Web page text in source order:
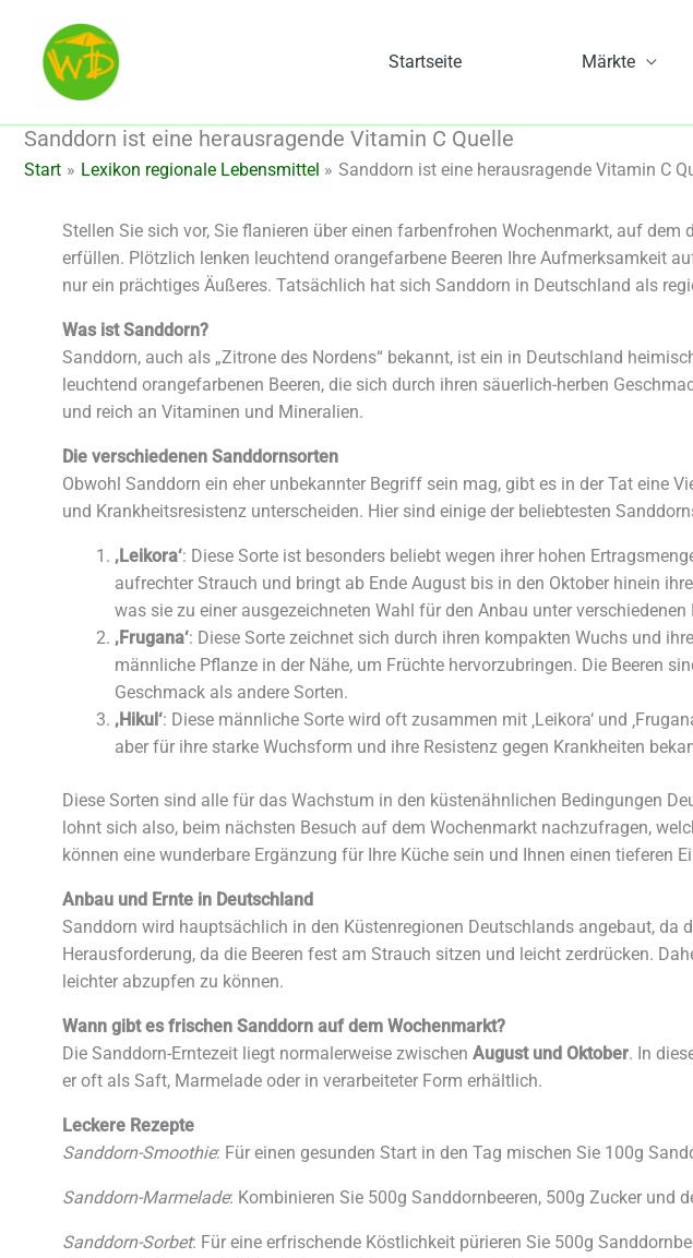
springen
Startseite Märkte
Sanddorn ist eine herausragende Vitamin C Quelle
Start Lexikon regionale Lebensmittel Sanddorn ist eine herausragende Vitamin C
Stellen Sie sich vor, Sie flanieren über einen farbenfrohen Wochenmarkt, auf
erfüllen. Plötzlich lenken leuchtend orangefarbene Beeren Ihre Aufmerksamkeit
nur ein prächtiges Äußeres. Tatsächlich hat sich Sanddorn in Deutschland als
Was ist Sanddorn?
Sanddorn, auch als „Zitrone des Nordens“ bekannt, ist ein in Deutschland
leuchtend orangefarbenen Beeren, die sich durch ihren säuerlich-herben
und reich an Vitaminen und Mineralien.
Die verschiedenen Sanddornsorten
Obwohl Sanddorn ein eher unbekannter Begriff sein mag, gibt es in der Tat eine
und Krankheitsresistenz unterscheiden. Hier sind einige der beliebtesten
‚Leikora‘: Diese Sorte ist besonders beliebt wegen ihrer hohen
aufrechter Strauch und bringt ab Ende August bis in den Oktober hinein
was sie zu einer ausgezeichneten Wahl für den Anbau unter
‚Frugana‘: Diese Sorte zeichnet sich durch ihren kompakten Wuchs und
männliche Pflanze in der Nähe, um Früchte hervorzubringen. Die Beeren
Geschmack als andere Sorten.
‚Hikul‘: Diese männliche Sorte wird oft zusammen mit ‚Leikora‘ und
aber für ihre starke Wuchsform und ihre Resistenz gegen Krankheiten
Diese Sorten sind alle für das Wachstum in den küstenähnlichen Bedingungen
lohnt sich also, beim nächsten Besuch auf dem Wochenmarkt nachzufragen,
können eine wunderbare Ergänzung für Ihre Küche sein und Ihnen einen tieferen
Anbau und Ernte in Deutschland
Sanddorn wird hauptsächlich in den Küstenregionen Deutschlands angebaut,
Herausforderung, da die Beeren fest am Strauch sitzen und leicht zerdrücken.
leichter abzupfen zu können.
Wann gibt es frischen Sanddorn auf dem Wochenmarkt?
Die Sanddorn-Erntezeit liegt normalerweise zwischen August und Oktober. In
er oft als Saft, Marmelade oder in verarbeiteter Form erhältlich.
Leckere Rezepte
Sanddorn-Smoothie: Für einen gesunden Start in den Tag mischen Sie 100g
Sanddorn-Marmelade: Kombinieren Sie 500g Sanddornbeeren, 500g Zucker
Sanddorn-Sorbet: Für eine erfrischende Köstlichkeit pürieren Sie 500g